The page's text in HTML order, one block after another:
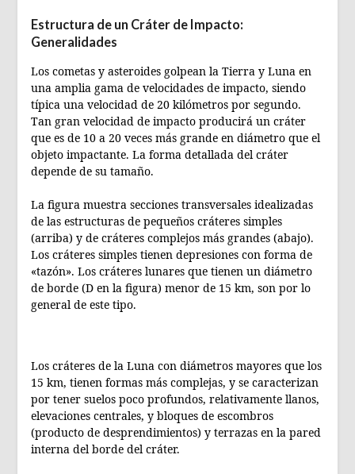
Estructura de un Cráter de Impacto:
Generalidades
Los cometas y asteroides golpean la Tierra y Luna en
una amplia gama de velocidades de impacto, siendo
típica una velocidad de 20 kilómetros por segundo.
Tan gran velocidad de impacto producirá un cráter
que es de 10 a 20 veces más grande en diámetro que el
objeto impactante. La forma detallada del cráter
depende de su tamaño.
La figura muestra secciones transversales idealizadas
de las estructuras de pequeños cráteres simples
(arriba) y de cráteres complejos más grandes (abajo).
Los cráteres simples tienen depresiones con forma de
«tazón». Los cráteres lunares que tienen un diámetro
de borde (D en la figura) menor de 15 km, son por lo
general de este tipo.
Los cráteres de la Luna con diámetros mayores que los
15 km, tienen formas más complejas, y se caracterizan
por tener suelos poco profundos, relativamente llanos,
elevaciones centrales, y bloques de escombros
(producto de desprendimientos) y terrazas en la pared
interna del borde del cráter.